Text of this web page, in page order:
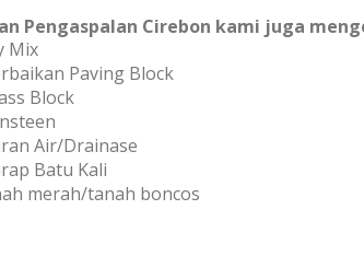
Pengaspalan Cirebon kami juga
Mix
Paving Block
Block
Air/Drainase
Batu Kali
merah/tanah boncos